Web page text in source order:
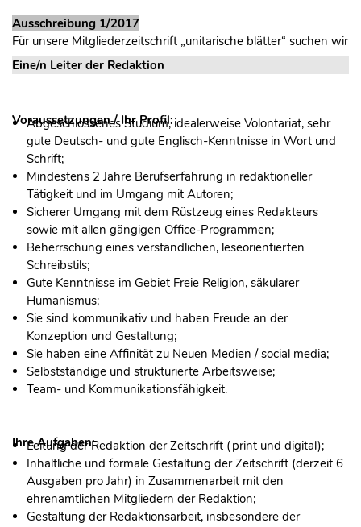
Ausschreibung 1/2017
Für unsere Mitgliederzeitschrift „unitarische blätter“ suchen wir
Eine/n Leiter der Redaktion
Voraussetzungen / Ihr Profil:
Abgeschlossenes Studium, idealerweise Volontariat, sehr
gute Deutsch- und gute Englisch-Kenntnisse in Wort und
Schrift;
Mindestens 2 Jahre Berufserfahrung in redaktioneller
Tätigkeit und im Umgang mit Autoren;
Sicherer Umgang mit dem Rüstzeug eines Redakteurs
sowie mit allen gängigen Office-Programmen;
Beherrschung eines verständlichen, leseorientierten
Schreibstils;
Gute Kenntnisse im Gebiet Freie Religion, säkularer
Humanismus;
Sie sind kommunikativ und haben Freude an der
Konzeption und Gestaltung;
Sie haben eine Affinität zu Neuen Medien / social media;
Selbstständige und strukturierte Arbeitsweise;
Team- und Kommunikationsfähigkeit.
Ihre Aufgaben:
Leitung der Redaktion der Zeitschrift (print und digital);
Inhaltliche und formale Gestaltung der Zeitschrift (derzeit 6
Ausgaben pro Jahr) in Zusammenarbeit mit den
ehrenamtlichen Mitgliedern der Redaktion;
Gestaltung der Redaktionsarbeit, insbesondere der